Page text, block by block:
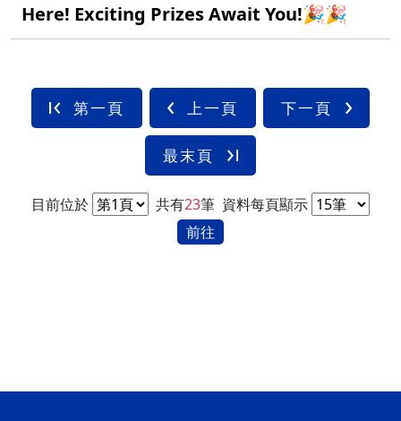
Here! Exciting Prizes Await You!🎉🎉
第一頁 上一頁 下一頁
最末頁
目前位於 共有23筆 資料每頁顯示
前往